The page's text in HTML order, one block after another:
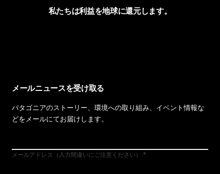
私たちは利益を地球に還元します。
メールニュースを受け取る
パタゴニアのストーリー、環境への取り組み、イベント情報な
どをメールにてお届けします。
メールアドレス（入力間違いにご注意ください）